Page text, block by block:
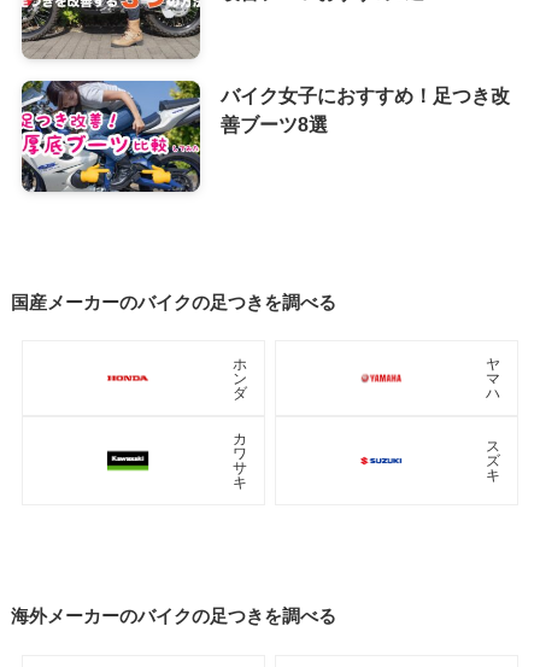
バイク女子におすすめ！足つき改
善ブーツ8選
国産メーカーのバイクの足つきを調べる
ホ
ン
ダ
ヤ
マ
ハ
カ
ワ
サ
キ
ス
ズ
キ
海外メーカーのバイクの足つきを調べる